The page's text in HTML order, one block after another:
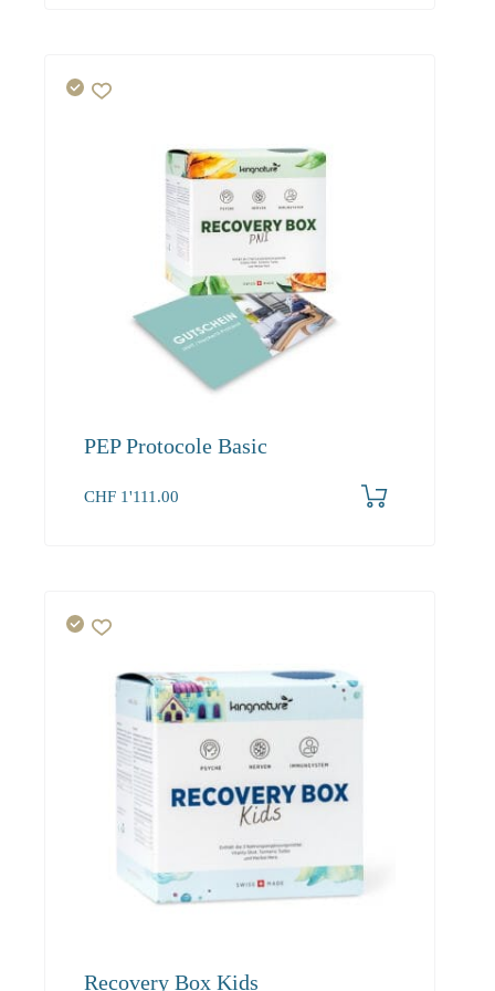
PEP Protocole Basic
CHF 1'111.00
Recovery Box Kids